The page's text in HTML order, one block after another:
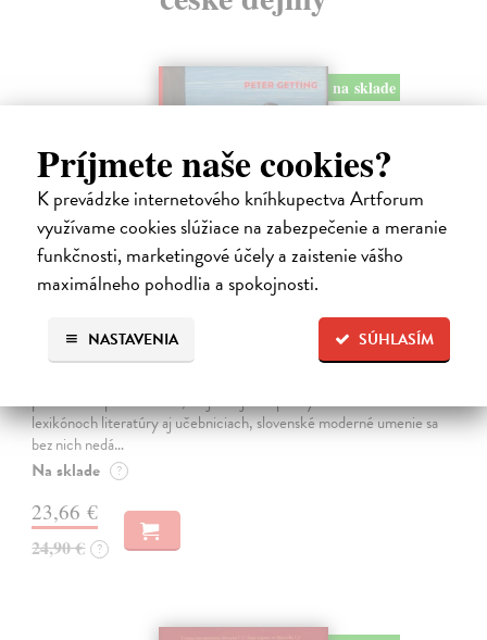
Príjmete naše cookies?
K prevádzke internetového kníhkupectva Artforum
využívame cookies slúžiace na zabezpečenie a meranie
funkčnosti, marketingové účely a zaistenie vášho
maximálneho pohodlia a spokojnosti.
SÚHLASÍM
NASTAVENIA
na sklade
Studne mútne
Getting Peter| Kniha
pomenovali po nich ulice, majú svoje nespochybniteľné miesto v
lexikónoch literatúry aj učebniciach, slovenské moderné umenie sa
bez nich nedá…
Na sklade ?
23,66 €
24,90 € ?